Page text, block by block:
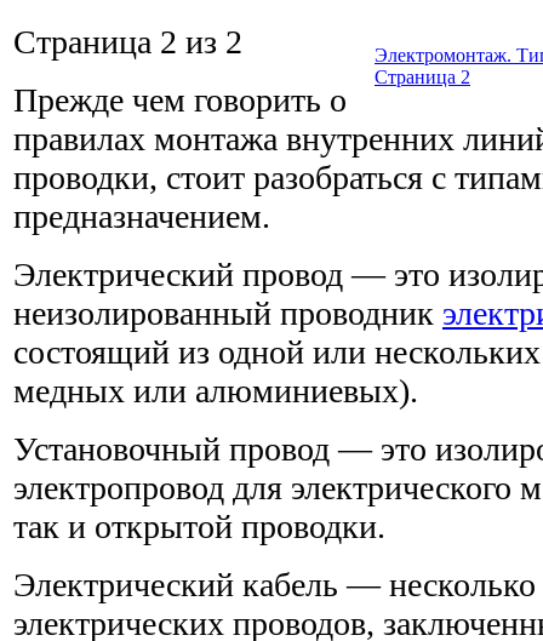
Электромонтаж.
Страница 2
Страница 2 из 2
Прежде чем говорить о
правилах монтажа внутренних
проводки, стоит разобраться с
предназначением.
Электрический провод — это
неизолированный проводник
состоящий из одной или
медных или алюминиевых).
Установочный провод — это
электропровод для электрического
так и открытой проводки.
Электрический кабель —
электрических проводов,